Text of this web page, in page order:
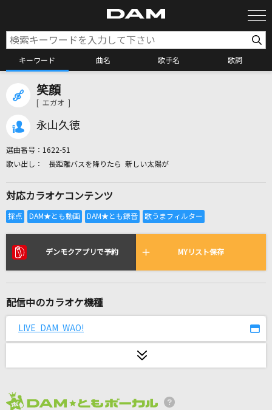
キーワード 曲名 歌手名 歌詞
全国りれき
リアルタイムで歌われている曲の一覧
[生音]プロローグ
サマー・ステーション
笑顔
[ エガオ ]
永山久徳
選曲番号： 1622-51
長距離バスを降りたら 新しい太陽が
対応カラオケコンテンツ
デンモクアプリで予約 MYリスト保存
配信中のカラオケ機種
LIVE DAM WAO!